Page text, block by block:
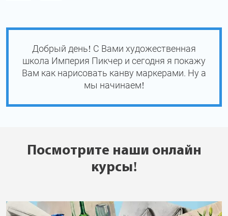
Добрый день! С Вами художественная
школа Империя Пикчер и сегодня я покажу
Вам как нарисовать канву маркерами. Ну а
мы начинаем!
Посмотрите наши онлайн
курсы!